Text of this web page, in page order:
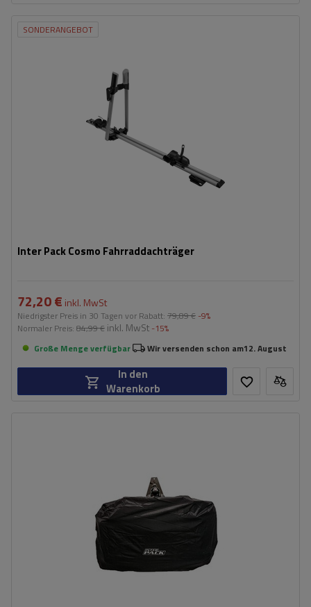
SONDERANGEBOT
Inter Pack Cosmo Fahrraddachträger
Aluminiumkonstruktion
kompatibel mit Stahl- und Aluminiumträgern
72,20 € inkl. MwSt
Niedrigster Preis in 30 Tagen vor Rabatt: 79,89 € -9%
Normaler Preis: 84,99 € inkl. MwSt -15%
Große Menge verfügbar
Wir versenden schon am12. August
In den
Warenkorb